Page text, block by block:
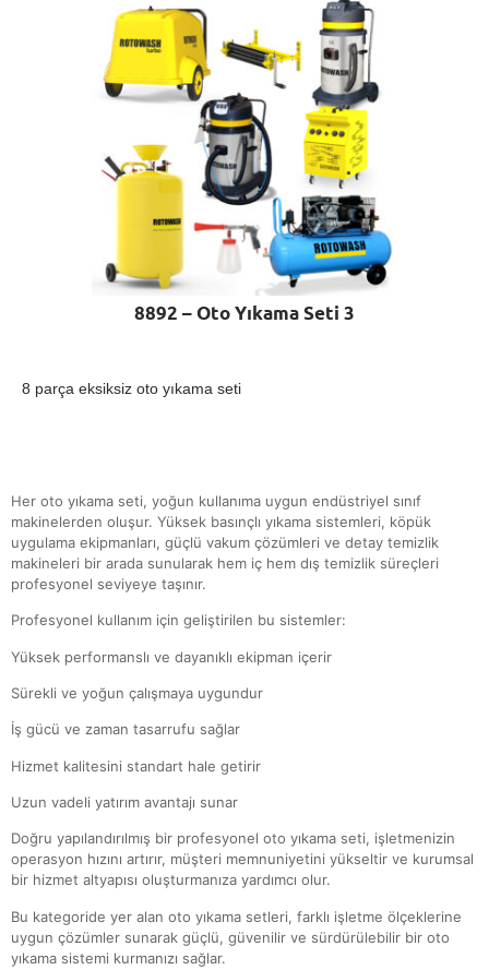
8892 – Oto Yıkama Seti 3
8 parça eksiksiz oto yıkama seti
Her oto yıkama seti, yoğun kullanıma uygun endüstriyel sınıf
makinelerden oluşur. Yüksek basınçlı yıkama sistemleri, köpük
uygulama ekipmanları, güçlü vakum çözümleri ve detay temizlik
makineleri bir arada sunularak hem iç hem dış temizlik süreçleri
profesyonel seviyeye taşınır.
Profesyonel kullanım için geliştirilen bu sistemler:
Yüksek performanslı ve dayanıklı ekipman içerir
Sürekli ve yoğun çalışmaya uygundur
İş gücü ve zaman tasarrufu sağlar
Hizmet kalitesini standart hale getirir
Uzun vadeli yatırım avantajı sunar
Doğru yapılandırılmış bir profesyonel oto yıkama seti, işletmenizin
operasyon hızını artırır, müşteri memnuniyetini yükseltir ve kurumsal
bir hizmet altyapısı oluşturmanıza yardımcı olur.
Bu kategoride yer alan oto yıkama setleri, farklı işletme ölçeklerine
uygun çözümler sunarak güçlü, güvenilir ve sürdürülebilir bir oto
yıkama sistemi kurmanızı sağlar.